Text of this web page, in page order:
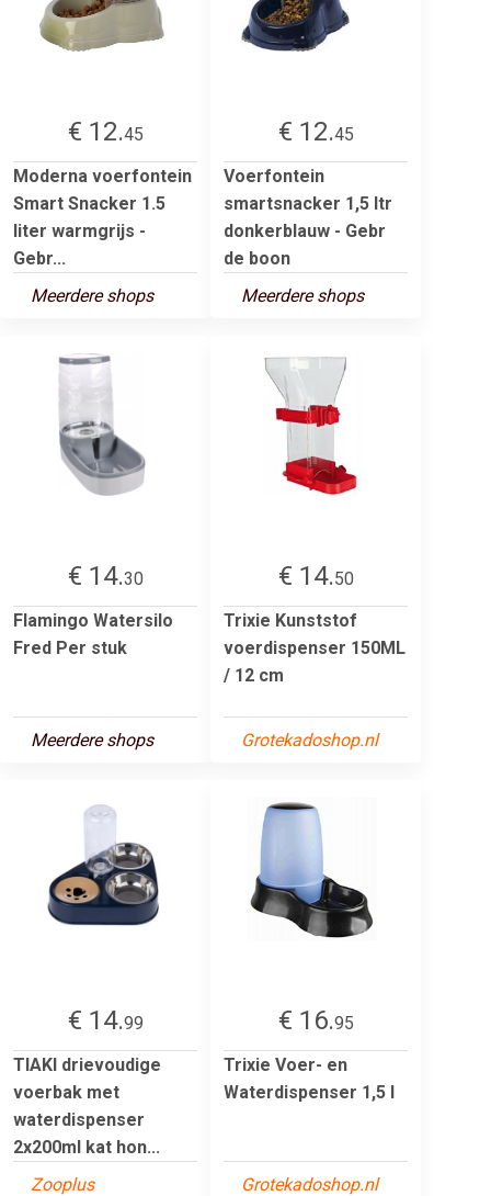
€ 12.45
Moderna voerfontein
Smart Snacker 1.5
liter warmgrijs -
Gebr...
Meerdere shops
€ 12.45
Voerfontein
smartsnacker 1,5 ltr
donkerblauw - Gebr
de boon
Meerdere shops
€ 14.30
Flamingo Watersilo
Fred Per stuk
Meerdere shops
€ 14.50
Trixie Kunststof
voerdispenser 150ML
/ 12 cm
Grotekadoshop.nl
€ 14.99
TIAKI drievoudige
voerbak met
waterdispenser
2x200ml kat hon...
Zooplus
€ 16.95
Trixie Voer- en
Waterdispenser 1,5 l
Grotekadoshop.nl